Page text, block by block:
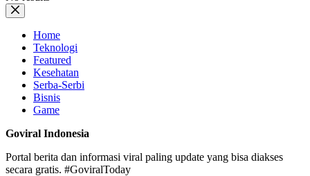
Home
Teknologi
Featured
Kesehatan
Serba-Serbi
Bisnis
Game
Goviral Indonesia
Portal berita dan informasi viral paling update yang bisa diakses
secara gratis. #GoviralToday